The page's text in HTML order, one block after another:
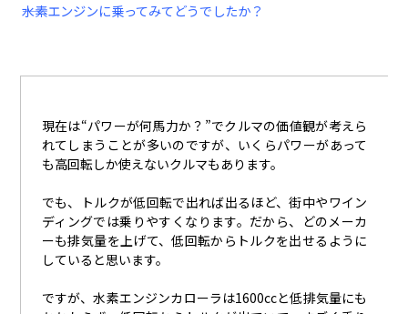
――水素エンジンに乗ってみてどうでしたか？
現在は“パワーが何馬力か？”でクルマの価値観が考えら
れてしまうことが多いのですが、いくらパワーがあって
も高回転しか使えないクルマもあります。
でも、トルクが低回転で出れば出るほど、街中やワイン
ディングでは乗りやすくなります。だから、どのメーカ
ーも排気量を上げて、低回転からトルクを出せるように
していると思います。
ですが、水素エンジンカローラは1600ccと低排気量にも